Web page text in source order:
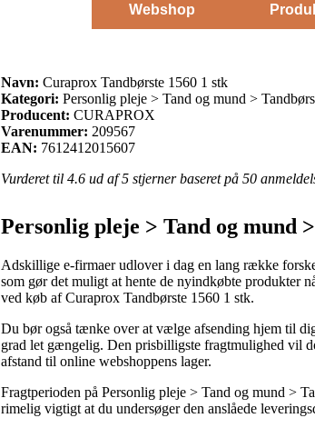
Webshop
Navn: Curaprox Tandbørste 1560 1 stk
Kategori: Personlig pleje > Tand og mund >
Producent: CURAPROX
Varenummer: 209567
EAN: 7612412015607
Vurderet til 4.6 ud af 5 stjerner baseret på 50
Personlig pleje > Tand og mund
Adskillige e-firmaer udlover i dag en lang række
som gør det muligt at hente de nyindkøbte produkter
ved køb af Curaprox Tandbørste 1560 1 stk.
Du bør også tænke over at vælge afsending hjem til
grad let gængelig. Den prisbilligste fragtmulighed vil
afstand til online webshoppens lager.
Fragtperioden på Personlig pleje > Tand og mund >
rimelig vigtigt at du undersøger den anslåede